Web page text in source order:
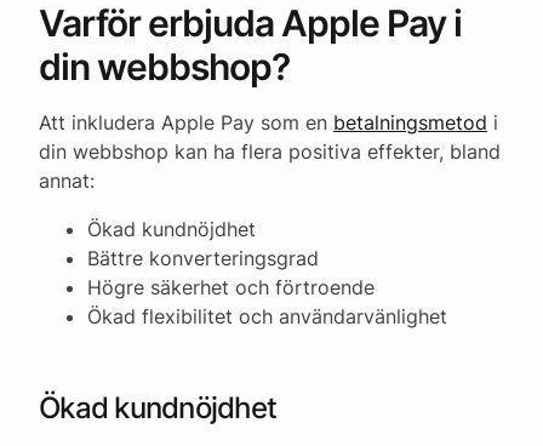
Varför erbjuda Apple Pay i
din webbshop?
Att inkludera Apple Pay som en betalningsmetod i
din webbshop kan ha flera positiva effekter, bland
annat:
Ökad kundnöjdhet
Bättre konverteringsgrad
Högre säkerhet och förtroende
Ökad flexibilitet och användarvänlighet
Ökad kundnöjdhet